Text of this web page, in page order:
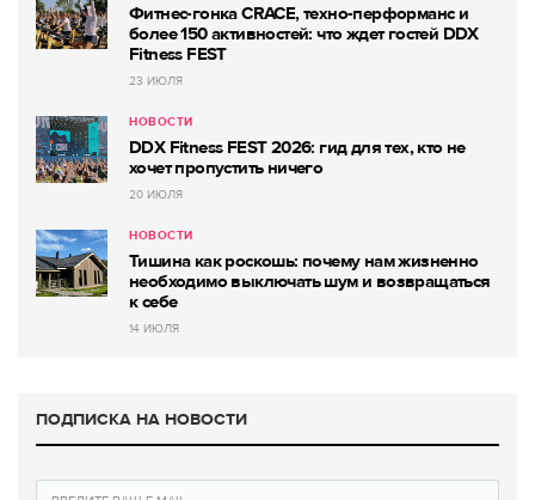
Фитнес-гонка CRACE, техно-перформанс и
более 150 активностей: что ждет гостей DDX
Fitness FEST
23 ИЮЛЯ
НОВОСТИ
DDX Fitness FEST 2026: гид для тех, кто не
хочет пропустить ничего
20 ИЮЛЯ
НОВОСТИ
Тишина как роскошь: почему нам жизненно
необходимо выключать шум и возвращаться
к себе
14 ИЮЛЯ
ПОДПИСКА НА НОВОСТИ